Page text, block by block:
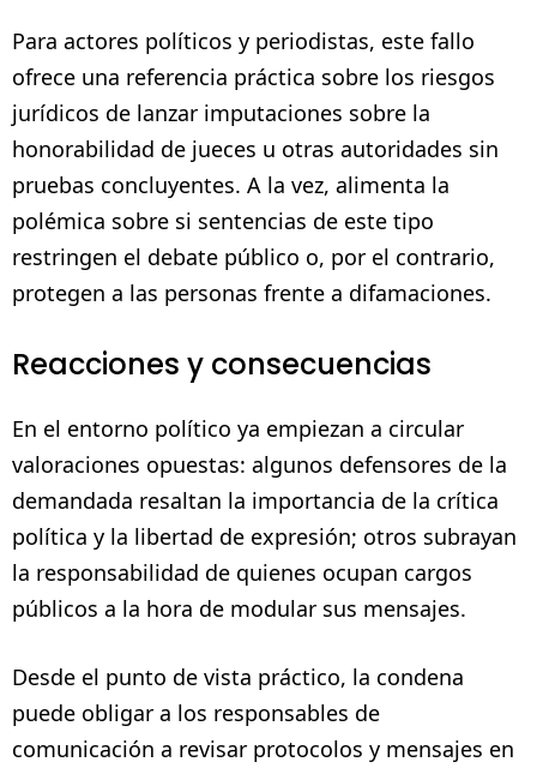
Para actores políticos y periodistas, este fallo
ofrece una referencia práctica sobre los riesgos
jurídicos de lanzar imputaciones sobre la
honorabilidad de jueces u otras autoridades sin
pruebas concluyentes. A la vez, alimenta la
polémica sobre si sentencias de este tipo
restringen el debate público o, por el contrario,
protegen a las personas frente a difamaciones.
Reacciones y consecuencias
En el entorno político ya empiezan a circular
valoraciones opuestas: algunos defensores de la
demandada resaltan la importancia de la crítica
política y la libertad de expresión; otros subrayan
la responsabilidad de quienes ocupan cargos
públicos a la hora de modular sus mensajes.
Desde el punto de vista práctico, la condena
puede obligar a los responsables de
comunicación a revisar protocolos y mensajes en